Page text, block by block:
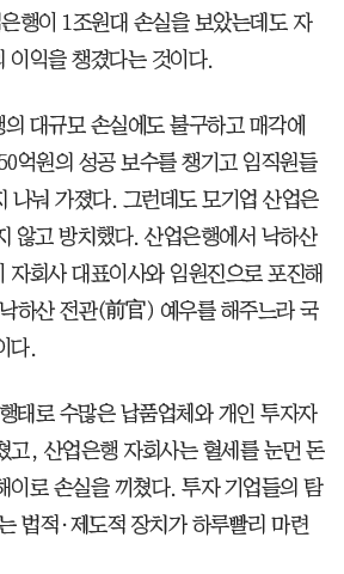
행이 1조원대 손실을 보았는데도 자
이익을 챙겼다는 것이다.
대규모 손실에도 불구하고 매각에
억원의 성공 보수를 챙기고 임직원들
나눠 가졌다. 그런데도 모기업 산업은
않고 방치했다. 산업은행에서 낙하산
자회사 대표이사와 임원진으로 포진해
하산 전관(前官) 예우를 해주느라 국
다.
태로 수많은 납품업체와 개인 투자자
고, 산업은행 자회사는 혈세를 눈먼 돈
이로 손실을 끼쳤다. 투자 기업들의 탐
법적·제도적 장치가 하루빨리 마련